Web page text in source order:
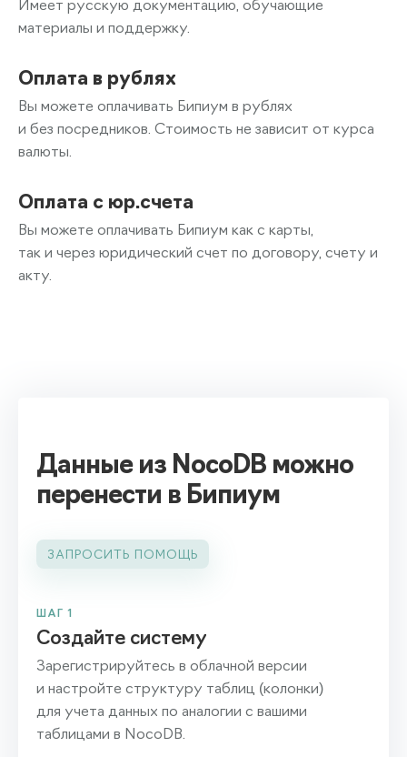
Имеет русскую документацию, обучающие
материалы и поддержку.
Оплата в рублях
Вы можете оплачивать Бипиум в рублях
и без посредников. Стоимость не зависит от курса
валюты.
Оплата с юр.счета
Вы можете оплачивать Бипиум как с карты,
так и через юридический счет по договору, счету и
акту.
Данные из NocoDB можно
перенести в Бипиум
ЗАПРОСИТЬ ПОМОЩЬ
ШАГ 1
Создайте систему
Зарегистрируйтесь в облачной версии
и настройте структуру таблиц (колонки)
для учета данных по аналогии с вашими
таблицами в NocoDB.